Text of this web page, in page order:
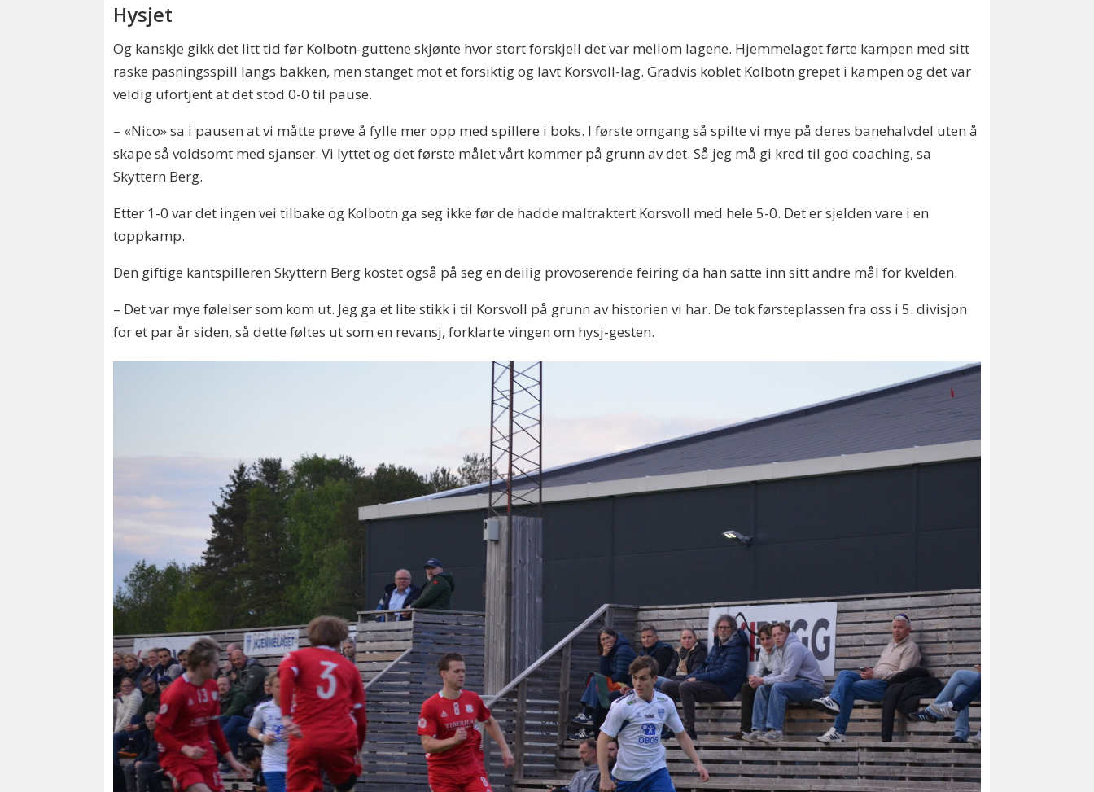
Hysjet
Og kanskje gikk det litt tid før Kolbotn-guttene skjønte hvor stort forskjell det var mellom lagene. Hjemmelaget førte kampen med sitt
raske pasningsspill langs bakken, men stanget mot et forsiktig og lavt Korsvoll-lag. Gradvis koblet Kolbotn grepet i kampen og det var
veldig ufortjent at det stod 0-0 til pause.
– «Nico» sa i pausen at vi måtte prøve å fylle mer opp med spillere i boks. I første omgang så spilte vi mye på deres banehalvdel uten å
skape så voldsomt med sjanser. Vi lyttet og det første målet vårt kommer på grunn av det. Så jeg må gi kred til god coaching, sa
Skyttern Berg.
Etter 1-0 var det ingen vei tilbake og Kolbotn ga seg ikke før de hadde maltraktert Korsvoll med hele 5-0. Det er sjelden vare i en
toppkamp.
Den giftige kantspilleren Skyttern Berg kostet også på seg en deilig provoserende feiring da han satte inn sitt andre mål for kvelden.
– Det var mye følelser som kom ut. Jeg ga et lite stikk i til Korsvoll på grunn av historien vi har. De tok førsteplassen fra oss i 5. divisjon
for et par år siden, så dette føltes ut som en revansj, forklarte vingen om hysj-gesten.